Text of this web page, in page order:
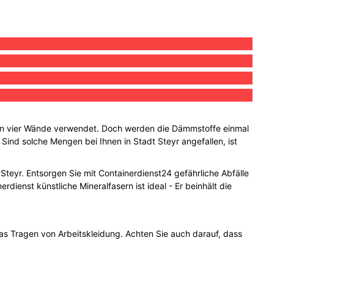
vier Wände verwendet. Doch werden die Dämmstoffe einmal
solche Mengen bei Ihnen in Stadt Steyr angefallen, ist
Entsorgen Sie mit Containerdienst24 gefährliche Abfälle
künstliche Mineralfasern ist ideal - Er beinhält die
Tragen von Arbeitskleidung. Achten Sie auch darauf, dass